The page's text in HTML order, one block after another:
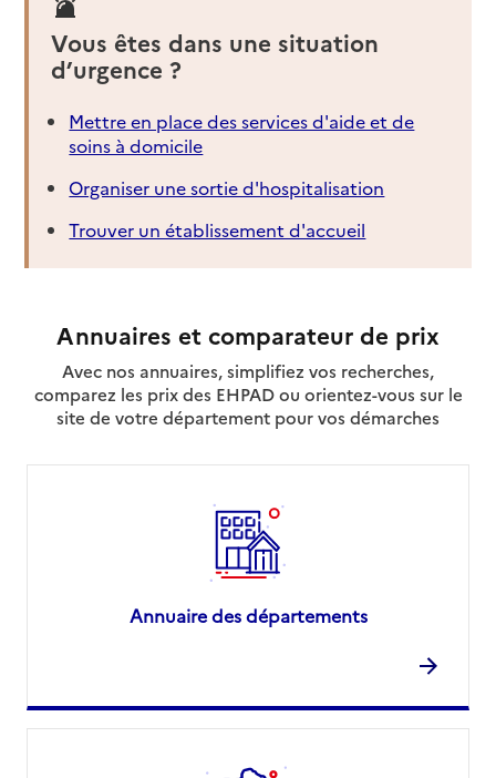
Vous êtes dans une situation
d’urgence ?
Mettre en place des services d'aide et de
soins à domicile
Organiser une sortie d'hospitalisation
Trouver un établissement d'accueil
Annuaires et comparateur de prix
Avec nos annuaires, simplifiez vos recherches,
comparez les prix des EHPAD ou orientez-vous sur le
site de votre département pour vos démarches
Annuaire des départements